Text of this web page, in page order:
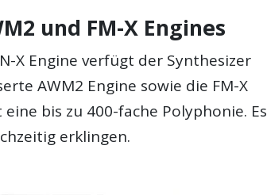
und FM-X Engines
X Engine verfügt der Synthesizer
AWM2 Engine sowie die FM-X
bis zu 400-fache Polyphonie. Es
erklingen.